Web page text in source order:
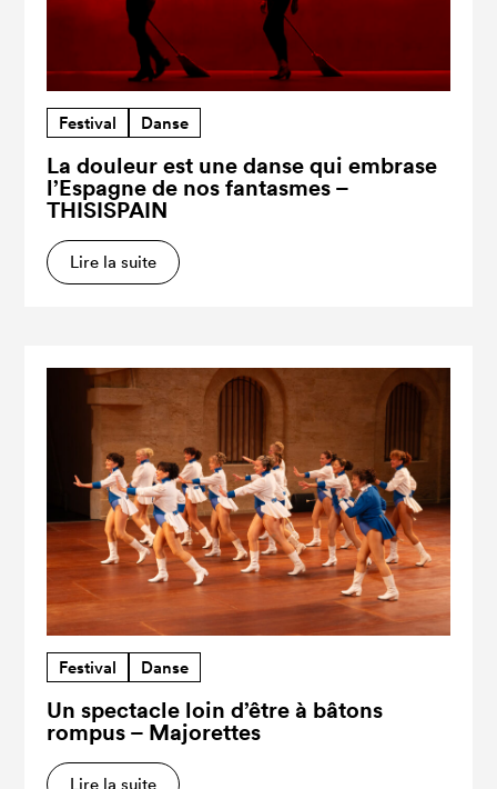
Festival Danse
La douleur est une danse qui embrase
l’Espagne de nos fantasmes –
THISISPAIN
Lire la suite
Festival Danse
Un spectacle loin d’être à bâtons
rompus – Majorettes
Lire la suite